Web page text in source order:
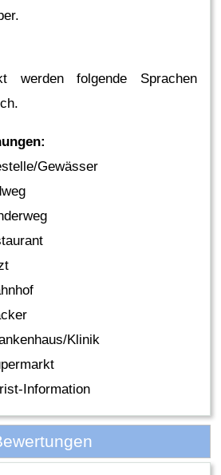
werden folgende Sprachen
Gewässer
Klinik
Information